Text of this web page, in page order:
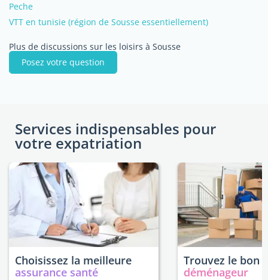
Peche
VTT en tunisie (région de Sousse essentiellement)
Plus de discussions sur les loisirs à Sousse
Posez votre question
Services indispensables pour
votre expatriation
Choisissez la meilleure
assurance santé
Trouvez le bon
déménageur